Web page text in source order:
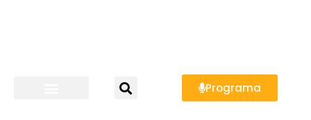
Programa